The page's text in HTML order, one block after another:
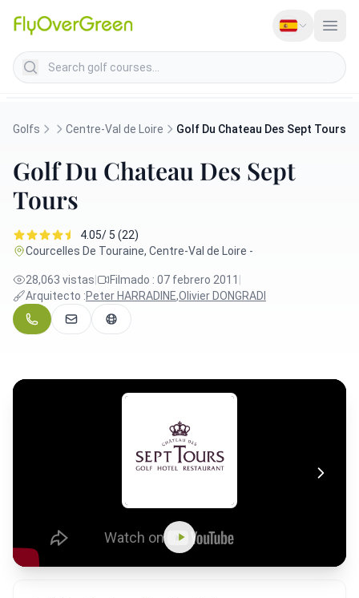
Search golf courses
Golfs Centre-Val de Loire Golf Du Chateau Des Sept Tours
Golf Du Chateau Des Sept
Tours
4.05/ 5 (22)
Courcelles De Touraine, Centre-Val de Loire -
28,063 vistas Filmado : 07 febrero 2011
Arquitecto :Peter HARRADINE,Olivier DONGRADI